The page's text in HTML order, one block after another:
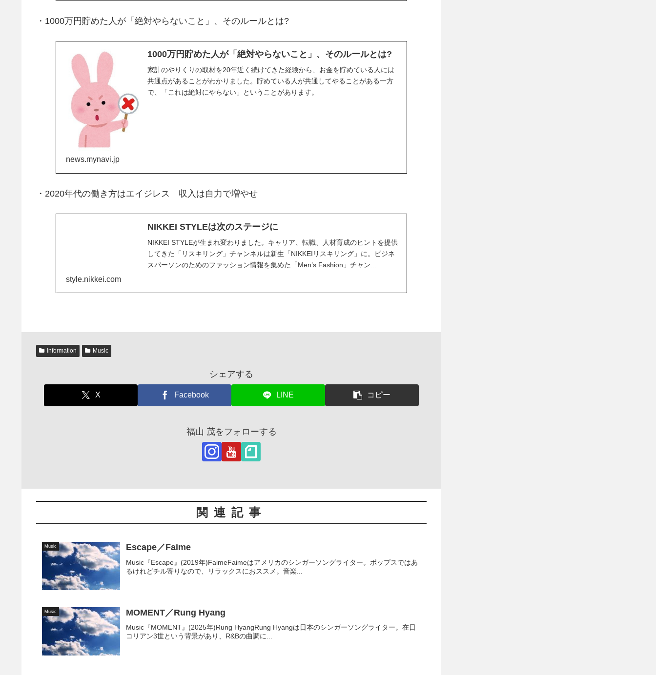
・1000万円貯めた人が「絶対やらないこと」、そのルールとは?
1000万円貯めた人が「絶対やらないこと」、そのルールとは?
家計のやりくりの取材を20年近く続けてきた経験から、お金を貯めている人には
共通点があることがわかりました。貯めている人が共通してやることがある一方
で、「これは絶対にやらない」ということがあります。
news.mynavi.jp
・2020年代の働き方はエイジレス 収入は自力で増やせ
NIKKEI STYLEは次のステージに
NIKKEI STYLEが生まれ変わりました。キャリア、転職、人材育成のヒントを提供
してきた「リスキリング」チャンネルは新生「NIKKEIリスキリング」に。ビジネ
スパーソンのためのファッション情報を集めた「Men’s Fashion」チャン...
style.nikkei.com
Information Music
シェアする
X Facebook LINE コピー
福山 茂をフォローする
関連記事
Music Escape／Faime
Music『Escape』(2019年)FaimeFaimeはアメリカのシンガーソングライター。ポップスではあ
るけれどチル寄りなので、リラックスにおススメ。音楽...
Music MOMENT／Rung Hyang
Music『MOMENT』(2025年)Rung HyangRung Hyangは日本のシンガーソングライター。在日
コリアン3世という背景があり、R&Bの曲調に...